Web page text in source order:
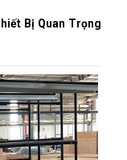
Bị Quan Trọng